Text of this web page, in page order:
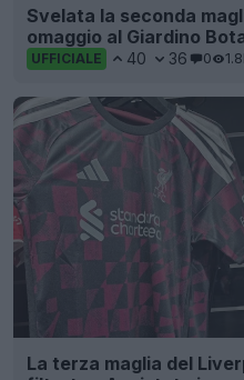
Svelata la seconda
omaggio al Giardino
UFFICIALE 40 36 0
La terza maglia del